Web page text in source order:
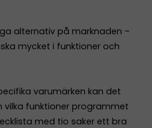
alternativ på marknaden –
mycket i funktioner och
varumärken kan det
funktioner programmet
med tio saker ett bra